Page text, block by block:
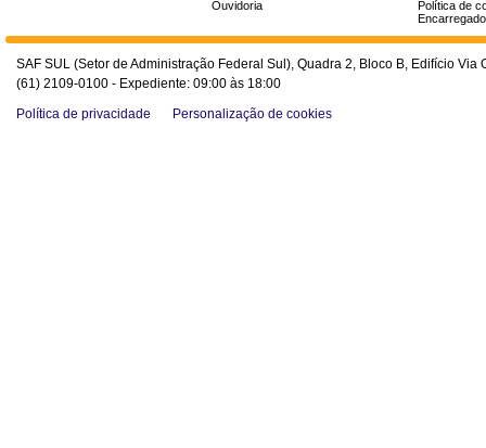
Ouvidoria
Política de
SAF SUL (Setor de Administração Federal Sul), Quadra 2, Bloco B, Edifício
(61) 2109-0100 - Expediente: 09:00 às 18:00
Política de privacidade
Personalização de cookies